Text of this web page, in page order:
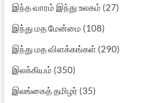
இந்த வாரம் இந்து உலகம் (27)
இந்து மத மேன்மை (108)
இந்து மத விளக்கங்கள்(290)
இலக்கியம் (350)
இலங்கைத் தமிழர் (35)